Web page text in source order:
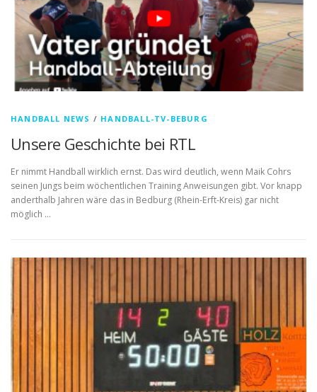
SPIELE-KALENDER
UNSERE HANDBALL TEAMS IM ÜBERBLICK
HANDBALL NEWS / HANDBALL-TV-BEBURG
Unsere Geschichte bei RTL
Er nimmt Handball wirklich ernst. Das wird deutlich, wenn Maik Cohrs
seinen Jungs beim wöchentlichen Training Anweisungen gibt. Vor knapp
anderthalb Jahren wäre das in Bedburg (Rhein-Erft-Kreis) gar nicht
möglich …